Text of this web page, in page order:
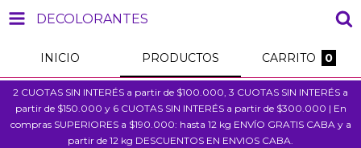
DECOLORANTES
INICIO PRODUCTOS CARRITO 0
2 CUOTAS SIN INTERÉS a partir de $100.000, 3 CUOTAS SIN INTERÉS a
partir de $150.000 y 6 CUOTAS SIN INTERÉS a partir de $300.000 | En
compras SUPERIORES a $190.000: hasta 12 kg ENVÍO GRATIS CABA y a
partir de 12 kg DESCUENTOS EN ENVIOS CABA.